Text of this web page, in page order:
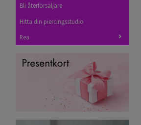
Bli återförsäljare
Hitta din piercingsstudio
Rea